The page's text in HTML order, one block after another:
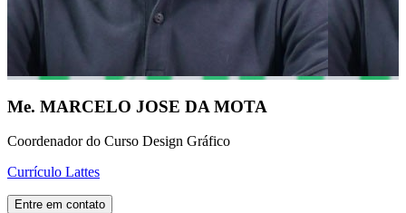
Me. MARCELO JOSE DA MOTA
Coordenador do Curso Design Gráfico
Currículo Lattes
Entre em contato